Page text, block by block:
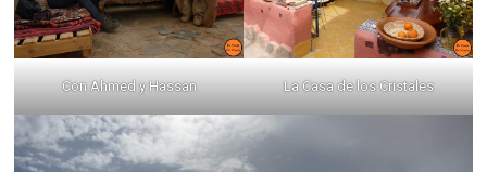
Con Ahmed y Hassan La Casa de los Cristales